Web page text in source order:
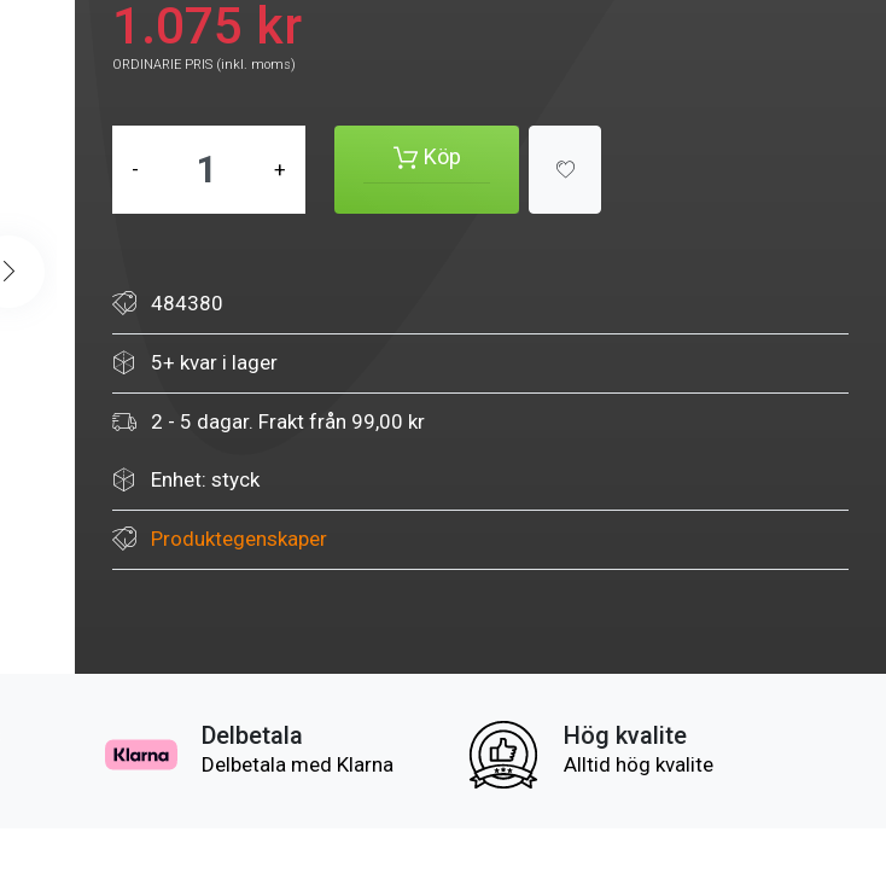
1.075 kr
ORDINARIE PRIS (inkl. moms)
- + Köp
484380
5+ kvar i lager
2 - 5 dagar. Frakt från 99,00 kr
Enhet: styck
Produktegenskaper
Delbetala
Delbetala med Klarna
Hög kvalite
Alltid hög kvalite